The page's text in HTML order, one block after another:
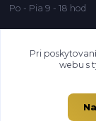
Po - Pia 9 - 18 hod
Pri
webu s